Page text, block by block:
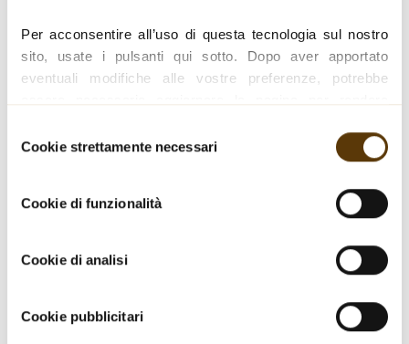
Per acconsentire all’uso di questa tecnologia sul nostro
sito, usate i pulsanti qui sotto. Dopo aver apportato
eventuali modifiche alle vostre preferenze, potrebbe
Per un elenco completo dei nostri cookie e ulteriori
informazioni su come li usiamo, consultare la nostra
Informativa sui cookie.
delCookie strettamente necessari
Cookie di funzionalità
Cookie di analisi
Cookie pubblicitari
Émissions